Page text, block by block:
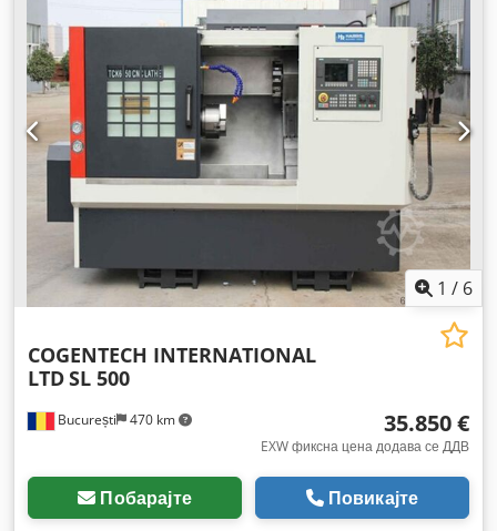
1 / 6
București 470 km
COGENTECH INTERNATIONAL
LTDSL 500
35.850 €
EXW фиксна цена додава се ДДВ
Побарајте Повикајте